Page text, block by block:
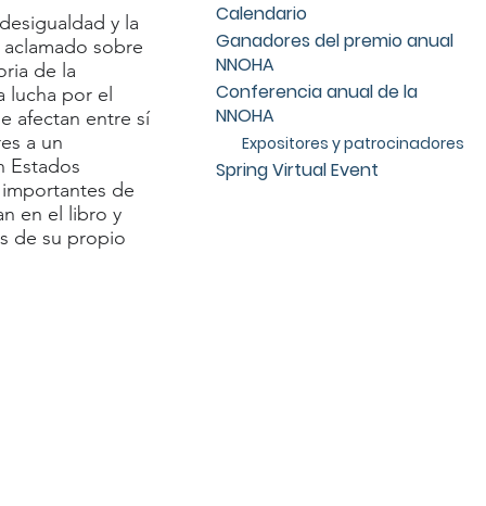
Calendario
Ganadores del premio anual
NNOHA
Conferencia anual de la
NNOHA
Expositores y patrocinadores
Spring Virtual Event
y la
sobre
de la
lucha por el
afectan entre sí
a un
Estados
de
en el libro y
de su propio